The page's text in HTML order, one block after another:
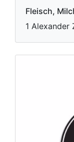
Fleisch,
1 Alexander